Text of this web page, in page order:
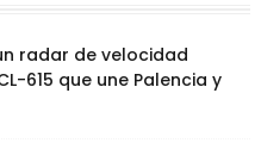
radar de velocidad
615 que une Palencia y